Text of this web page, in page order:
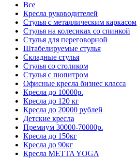
Все
Кресла руководителей
Стулья с металлическим каркасом
Стулья на колесиках со спинкой
Стулья для переговорной
Штабелируемые стулья
Складные стулья
Стулья со столиком
Стулья с пюпитром
Офисные кресла бизнес класса
Кресла до 10000р.
Кресла до 120 кг
Кресла до 20000 рублей
Детские кресла
Премиум 30000-70000р.
Кресла до 150кг
Кресла до 90кг
Кресла METTA YOGA